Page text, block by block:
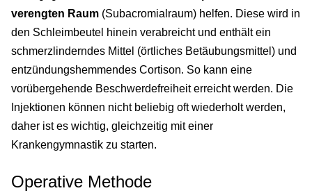
verengten Raum (Subacromialraum) helfen. Diese wird in
den Schleimbeutel hinein verabreicht und enthält ein
schmerzlinderndes Mittel (örtliches Betäubungsmittel) und
entzündungshemmendes Cortison. So kann eine
vorübergehende Beschwerdefreiheit erreicht werden. Die
Injektionen können nicht beliebig oft wiederholt werden,
daher ist es wichtig, gleichzeitig mit einer
Krankengymnastik zu starten.
Operative Methode